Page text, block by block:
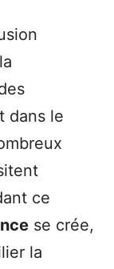
dans le
ce
se crée,
la